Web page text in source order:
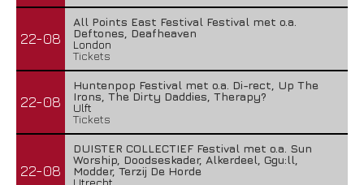
22-08
All Points East Festival Festival met o.a.
Deftones, Deafheaven
London
Tickets
22-08
Huntenpop Festival met o.a. Di-rect, Up The
Irons, The Dirty Daddies, Therapy?
Ulft
Tickets
22-08
DUISTER COLLECTIEF Festival met o.a. Sun
Worship, Doodseskader, Alkerdeel, Ggu:ll,
Modder, Terzij De Horde